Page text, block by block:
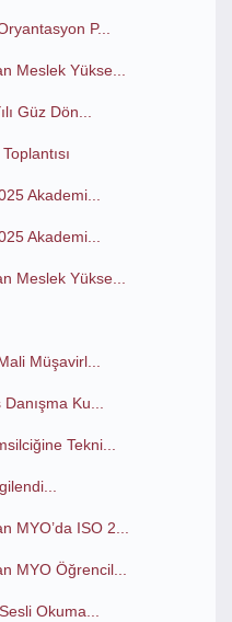
P...
Meslek Yükse...
Güz Dön...
Akademi...
Akademi...
Meslek Yükse...
Müşavirl...
Ku...
Tekni...
MYO’da ISO 2...
MYO Öğrencil...
Okuma...